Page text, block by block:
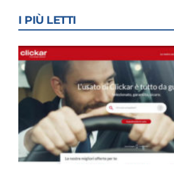
I PIÙ LETTI